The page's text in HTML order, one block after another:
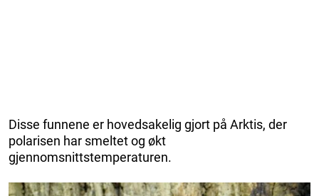
Disse funnene er hovedsakelig gjort på Arktis, der
polarisen har smeltet og økt
gjennomsnittstemperaturen.